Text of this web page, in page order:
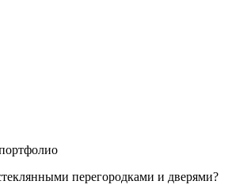
перегородками и дверями?